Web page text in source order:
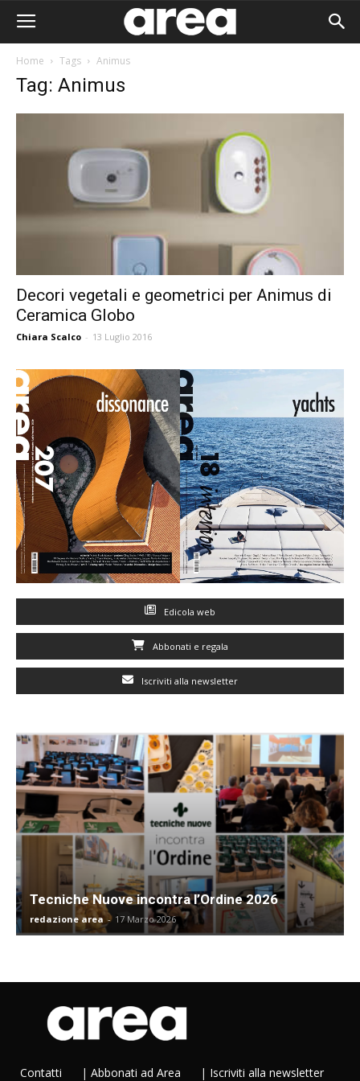
Home Tags Animus
Tag: Animus
Decori vegetali e geometrici per Animus di
Ceramica Globo
Chiara Scalco - 13 Luglio 2016
Edicola web
Abbonati e regala
Iscriviti alla newsletter
Tecniche Nuove incontra l’Ordine 2026
redazione area - 17 Marzo 2026
Contatti | Abbonati ad Area | Iscriviti alla newsletter